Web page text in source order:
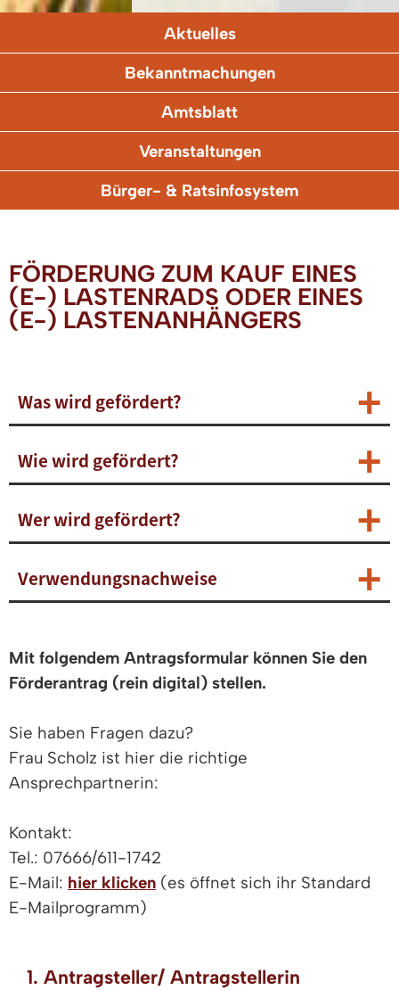
Aktuelles
Bekanntmachungen
Amtsblatt
Veranstaltungen
Bürger- & Ratsinfosystem
FÖRDERUNG ZUM KAUF EINES
(E-) LASTENRADS ODER EINES
(E-) LASTENANHÄNGERS
Was wird gefördert?
Wie wird gefördert?
Wer wird gefördert?
Verwendungsnachweise
Mit folgendem Antragsformular können Sie den
Förderantrag (rein digital) stellen.
Sie haben Fragen dazu?
Frau Scholz ist hier die richtige
Ansprechpartnerin:
Kontakt:
Tel.: 07666/611-1742
E-Mail: hier klicken (es öffnet sich ihr Standard
E-Mailprogramm)
1. Antragsteller/ Antragstellerin